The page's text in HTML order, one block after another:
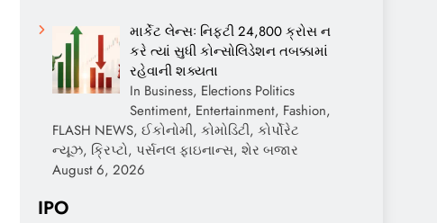
માર્કેટ લેન્સઃ નિફ્ટી 24,800 ક્રોસ ન
કરે ત્યાં સુધી કોન્સોલિડેશન તબક્કામાં
રહેવાની શક્યતા
In Business, Elections Politics
Sentiment, Entertainment, Fashion,
FLASH NEWS, ઈકોનોમી, કોમોડિટી, કોર્પોરેટ
ન્યૂઝ, ક્રિપ્ટો, પર્સનલ ફાઇનાન્સ, શેર બજાર
August 6, 2026
IPO